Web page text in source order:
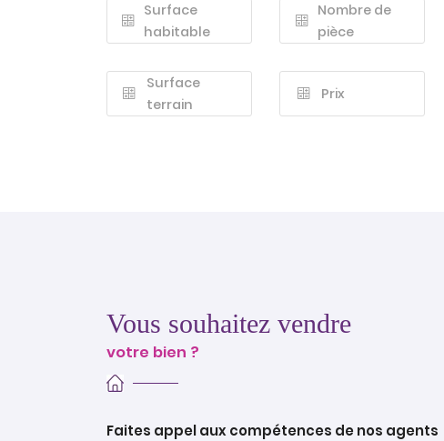

Surface
habitable

Nombre de
pièce

Surface
terrain
 Prix
Vous souhaitez vendre
votre bien ?
Faites appel aux compétences de nos agents